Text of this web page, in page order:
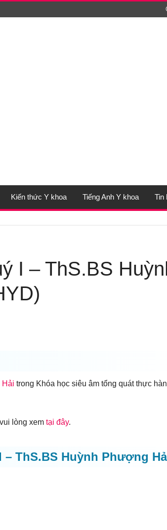
Kiến thức Y khoa Tiếng Anh Y khoa Tin
I – ThS.BS
Hải trong Khóa học siêu âm tổng quát thực
lòng xem tại đây.
ThS.BS Huỳnh Phượng